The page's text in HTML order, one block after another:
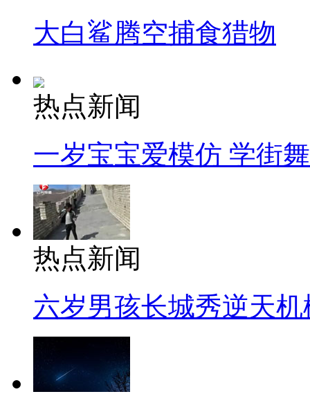
大白鲨腾空捕食猎物
热点新闻
一岁宝宝爱模仿 学街
热点新闻
六岁男孩长城秀逆天机